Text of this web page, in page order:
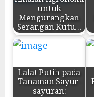
untuk
Mengurangkan
Serangan Kutu…
Lalat Putih pada
Tanaman Sayur-
sayuran: